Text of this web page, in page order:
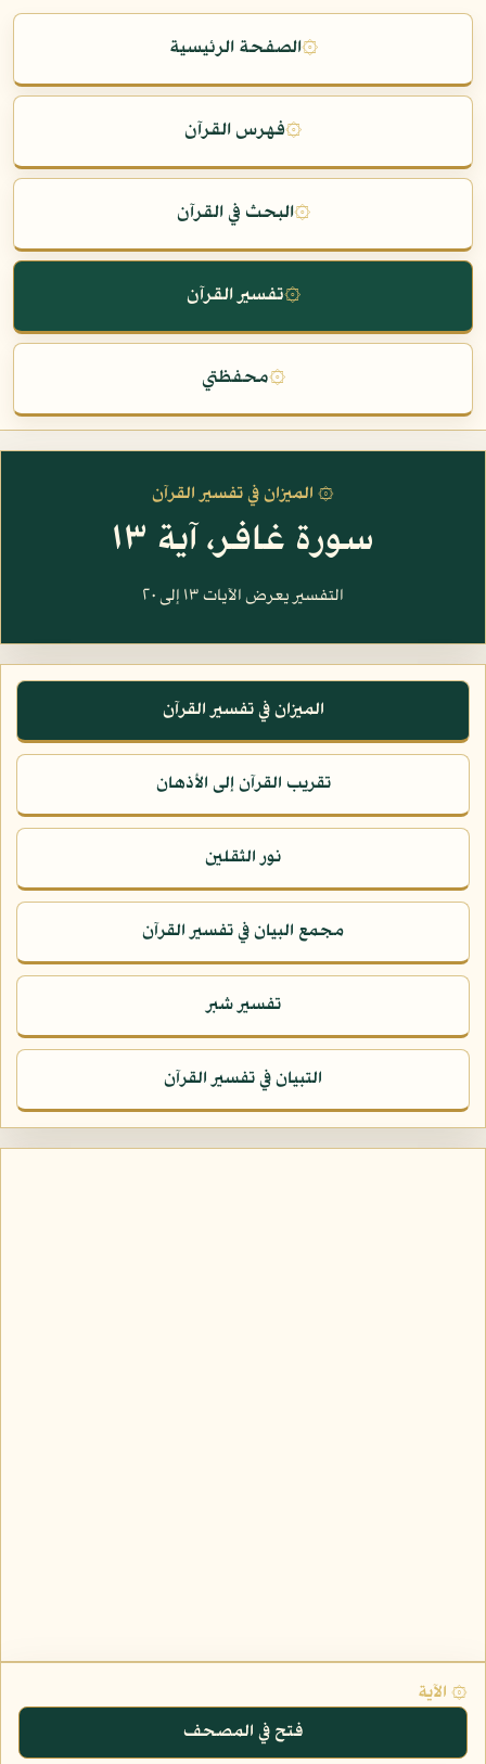
۞الصفحة الرئيسية
۞فهرس القرآن
۞البحث في القرآن
۞تفسير القرآن
۞محفظتي
۞ الميزان في تفسير القرآن
سورة غافر، آية ١٣
التفسير يعرض الآيات ١٣ إلى ٢٠
الميزان في تفسير القرآن
تقريب القرآن إلى الأذهان
نور الثقلين
مجمع البيان في تفسير القرآن
تفسير شبر
التبيان في تفسير القرآن
۞ الآية
فتح في المصحف